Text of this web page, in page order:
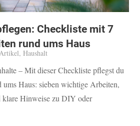
Checkliste mit 7
rund ums Haus
,Haushalt
– Mit dieser Checkliste pflegst du
Haus: sieben wichtige Arbeiten,
klare Hinweise zu DIY oder